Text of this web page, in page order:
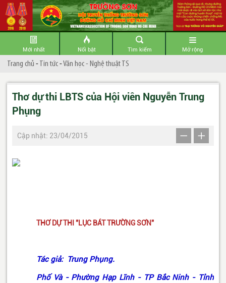
Mới nhất Nổi bật Tìm kiếm Mở rộng
Trang chủ -Tin tức-Văn học - Nghệ thuật TS
Thơ dự thi LBTS của Hội viên Nguyễn Trung
Phụng
Cập nhật: 23/04/2015
THƠ DỰ THI "LỤC BÁT TRƯỜNG SƠN"
Tác giả: Trung Phụng.
Phố Và - Phường Hạp Lĩnh - TP Bắc Ninh - Tỉnh